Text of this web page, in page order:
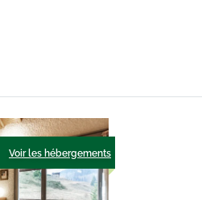
Voir les hébergements